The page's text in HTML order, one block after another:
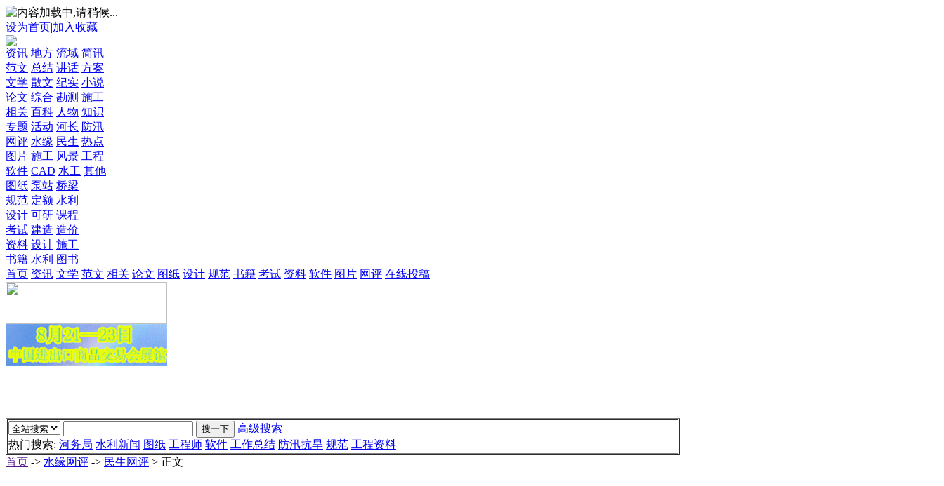
设为首页|加入收藏
资讯 地方 流域 简讯
范文 总结 讲话 方案
文学 散文 纪实 小说
论文 综合 勘测 施工
相关 百科 人物 知识
专题 活动 河长 防汛
网评 水缘 民生 热点
图片 施工 风景 工程
软件 CAD 水工 其他
图纸 泵站 桥梁
规范 定额 水利
设计 可研 课程
考试 建造 造价
资料 设计 施工
书籍 水利 图书
首页 资讯 文学 范文 相关 论文 图纸 设计 规范 书籍 考试 资料 软件 图片 网评 在线投稿
高级搜索
热门搜索: 河务局 水利新闻 图纸 工程师 软件 工作总结 防汛抗旱 规范 工程资料
首页 -> 水缘网评 -> 民生网评 > 正文